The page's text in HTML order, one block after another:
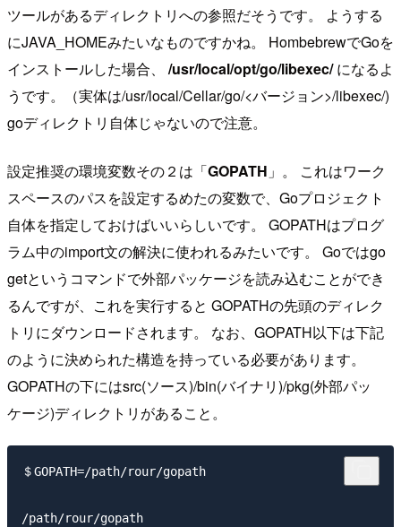
ツールがあるディレクトリへの参照だそうです。 ようする
にJAVA_HOMEみたいなものですかね。 HombebrewでGoを
インストールした場合、 /usr/local/opt/go/libexec/になるよ
うです。（実体は/usr/local/Cellar/go/<バージョン>/libexec/)
goディレクトリ自体じゃないので注意。
設定推奨の環境変数その２は「GOPATH 」。 これはワーク
スペースのパスを設定するめたの変数で、Goプロジェクト
自体を指定しておけばいいらしいです。 GOPATHはプログ
ラム中のimport文の解決に使われるみたいです。 Goではgo
getというコマンドで外部パッケージを読み込むことができ
るんですが、これを実行すると GOPATHの先頭のディレク
トリにダウンロードされます。 なお、GOPATH以下は下記
のように決められた構造を持っている必要があります。
GOPATHの下にはsrc(ソース)/bin(バイナリ)/pkg(外部パッ
ケージ)ディレクトリがあること。
＄GOPATH=/path/rour/gopath
/path/rour/gopath